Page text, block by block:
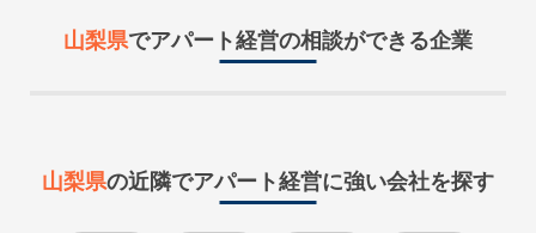
山梨県でアパート経営の相談ができる企業
山梨県の近隣でアパート経営に強い会社を探す